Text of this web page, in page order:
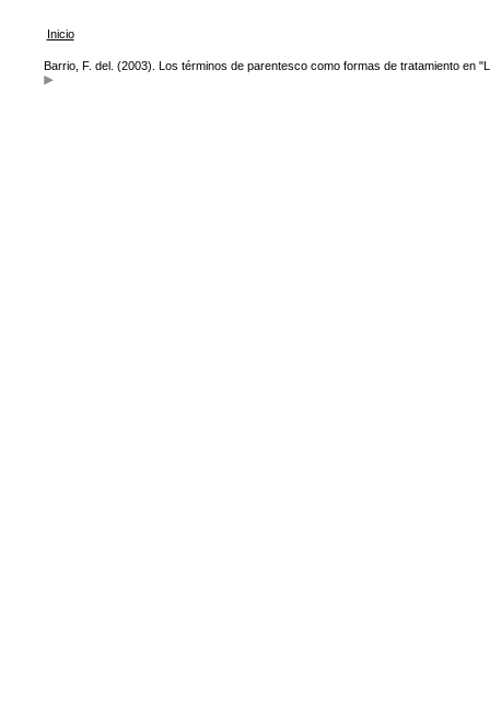
Inicio
Barrio, F. del. (2003). Los términos de parentesco como formas de tratamiento en